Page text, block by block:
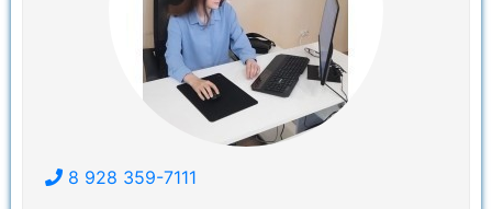
8 928 359-7111